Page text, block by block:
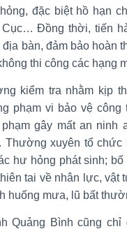
đặc biệt hồ hạn
Đồng thời, tiến
bàn, đảm bảo hoàn
thi công các hạng
kiểm tra nhằm kịp
phạm vi bảo vệ
gây mất an ninh
Thường xuyên tổ
hư hỏng phát sinh;
tai về nhân lực,
huống mưa, lũ bất
Quảng Bình cũng